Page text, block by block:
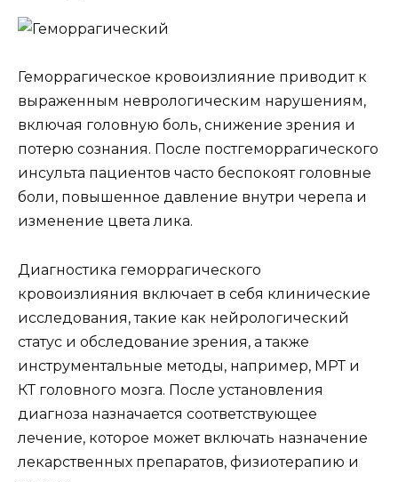
Геморрагическое кровоизлияние приводит к
выраженным неврологическим нарушениям,
включая головную боль, снижение зрения и
потерю сознания. После постгеморрагического
инсульта пациентов часто беспокоят головные
боли, повышенное давление внутри черепа и
изменение цвета лика.
Диагностика геморрагического
кровоизлияния включает в себя клинические
исследования, такие как нейрологический
статус и обследование зрения, а также
инструментальные методы, например, МРТ и
КТ головного мозга. После установления
диагноза назначается соответствующее
лечение, которое может включать назначение
лекарственных препаратов, физиотерапию и